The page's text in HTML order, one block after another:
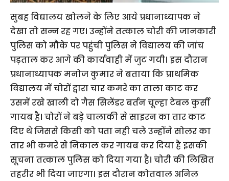
सुबह विद्यालय खोलने के लिए आये प्रधानाध्यापक ने
देखा तो सन्न रह गए। उन्होंने तत्काल चोरी की जानकारी
पुलिस को मौके पर पहुंची पुलिस ने विद्यालय की जांच
पड़ताल कर आगे की कार्यवाही में जुट गयी। इस दौरान
प्रधानाध्यापक मनोज कुमार ने बताया कि प्राथमिक
विद्यालय में चोरों द्वारा चार कमरे का ताला काट कर
उसमें रखे खाली दो गैस सिलेंडर बर्तन चूल्हा टेबल कुर्सी
गायब है। चोरों ने बड़े चालाकी से साइरन का तार काट
दिए थे जिससे किसी को पता नही चले उन्होंने सोलर का
तार भी कमरे से निकाल कर गायब कर दिया है इसकी
सूचना तत्काल पुलिस को दिया गया है। चोरी की लिखित
तहरीर भी दिया जाएगा। इस दौरान कोतवाल अनिल